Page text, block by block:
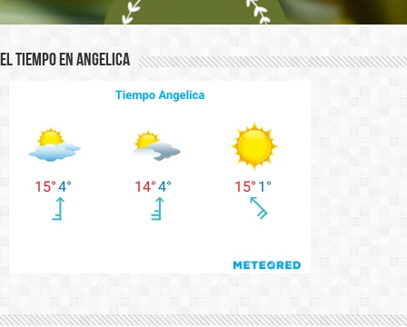
El Tiempo en Angelica